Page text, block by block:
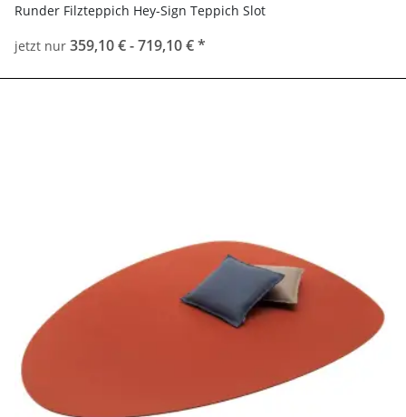
Runder Filzteppich Hey-Sign Teppich Slot
jetzt nur 359,10 € -719,10 €*